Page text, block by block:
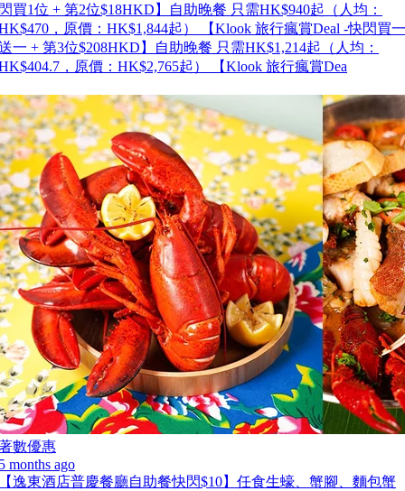
買1位 + 第2位$18HKD】自助晚餐 只需HK$940起（人均：
，原價：HK$1,844起） 【Klook 旅行瘋賞Deal -快閃買一
一 + 第3位$208HKD】自助晚餐 只需HK$1,214起（人均：
，原價：HK$2,765起） 【Klook 旅行瘋賞Dea
數優惠
months ago
逸東酒店普慶餐廳自助餐快閃$10】任食生蠔、蟹腳、麵包蟹